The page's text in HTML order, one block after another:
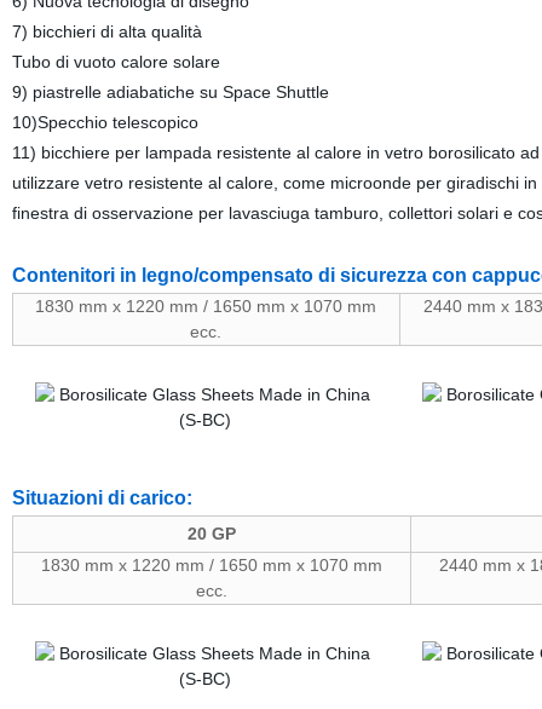
7) bicchieri di alta qualità
Tubo di vuoto calore solare
9) piastrelle adiabatiche su Space Shuttle
10)Specchio telescopico
11) bicchiere per lampada resistente al calore in vetro borosilicato
utilizzare vetro resistente al calore, come microonde per giradischi
finestra di osservazione per lavasciuga tamburo, collettori solari e
Contenitori in legno/compensato di sicurezza con
1830 mm x 1220 mm / 1650 mm x 1070 mm
ecc.
2440 mm x
Situazioni di carico:
20 GP
1830 mm x 1220 mm / 1650 mm x 1070 mm
ecc.
2440 mm x